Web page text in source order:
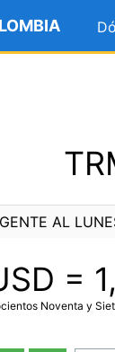
AL
=
Noventa y